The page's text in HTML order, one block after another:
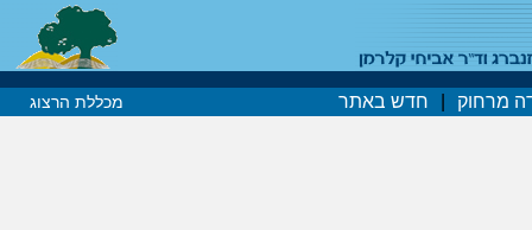
מרחוק חדש באתר מכללת הרצוג